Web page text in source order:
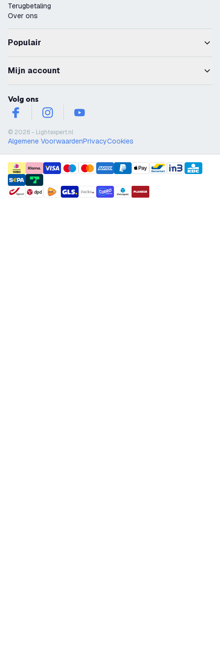
Terugbetaling
Over ons
Populair
Mijn account
Volg ons
facebookinstagramyoutube
© 2026 - Lightexpert.nl
Algemene VoorwaardenPrivacyCookies
payment methods
shipment methods